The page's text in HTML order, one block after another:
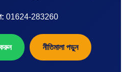
01624-283260
নীতিমালা পড়ুন